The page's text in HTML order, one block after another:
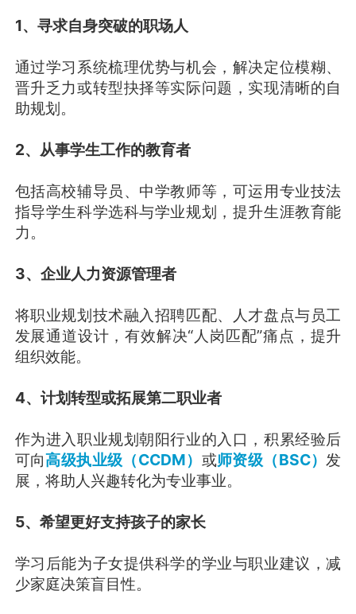
1、寻求自身突破的职场人
通过学习系统梳理优势与机会，解决定位模糊、
晋升乏力或转型抉择等实际问题，实现清晰的自
助规划。
2、从事学生工作的教育者
包括高校辅导员、中学教师等，可运用专业技法
指导学生科学选科与学业规划，提升生涯教育能
力。
3、企业人力资源管理者
将职业规划技术融入招聘匹配、人才盘点与员工
发展通道设计，有效解决“人岗匹配”痛点，提升
组织效能。
4、计划转型或拓展第二职业者
作为进入职业规划朝阳行业的入口，积累经验后
可向高级执业级（CCDM） 或师资级（BSC） 发
展，将助人兴趣转化为专业事业。
5、希望更好支持孩子的家长
学习后能为子女提供科学的学业与职业建议，减
少家庭决策盲目性。